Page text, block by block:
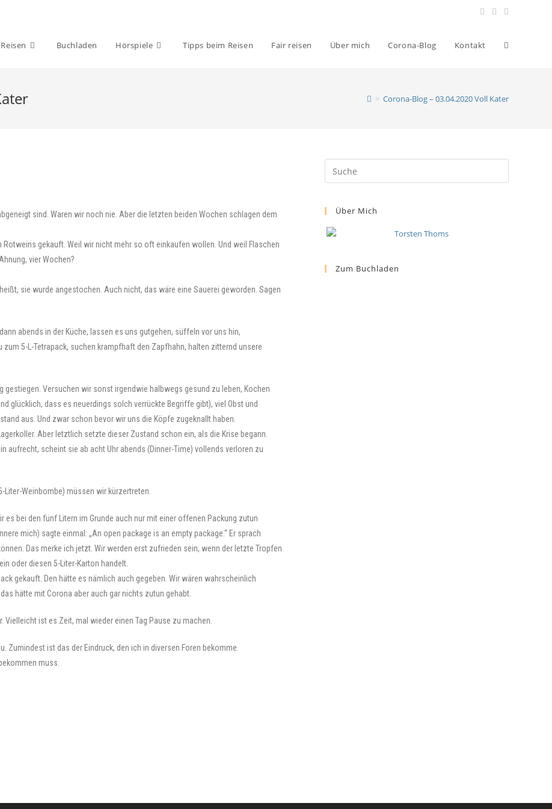
Reisen Buchladen Hörspiele Tipps beim Reisen Fair reisen Über mich Corona-Blog Kontakt
> Corona-Blog – 03.04.2020 Voll Kater
sind. Waren wir noch nie. Aber die letzten beiden Wochen schlagen dem
Rotweins gekauft. Weil wir nicht mehr so oft einkaufen wollen. Und weil Flaschen
vier Wochen?
sie wurde angestochen. Auch nicht, das wäre eine Sauerei geworden. Sagen
abends in der Küche, lassen es uns gutgehen, süffeln vor uns hin,
5-L-Tetrapack, suchen krampfhaft den Zapfhahn, halten zitternd unsere
gestiegen. Versuchen wir sonst irgendwie halbwegs gesund zu leben, Kochen
glücklich, dass es neuerdings solch verrückte Begriffe gibt), viel Obst und
aus. Und zwar schon bevor wir uns die Köpfe zugeknallt haben.
Aber letztlich setzte dieser Zustand schon ein, als die Krise begann.
aufrecht, scheint sie ab acht Uhr abends (Dinner-Time) vollends verloren zu
Weinbombe) müssen wir kürzertreten.
es bei den fünf Litern im Grunde auch nur mit einer offenen Packung zutun
mich) sagte einmal: „An open package is an empty package.“ Er sprach
Das merke ich jetzt. Wir werden erst zufrieden sein, wenn der letzte Tropfen
oder diesen 5-Liter-Karton handelt.
gekauft. Den hätte es nämlich auch gegeben. Wir wären wahrscheinlich
hätte mit Corona aber auch gar nichts zutun gehabt.
ist es Zeit, mal wieder einen Tag Pause zu machen.
Zumindest ist das der Eindruck, den ich in diversen Foren bekomme.
muss.
Über Mich
Zum Buchladen